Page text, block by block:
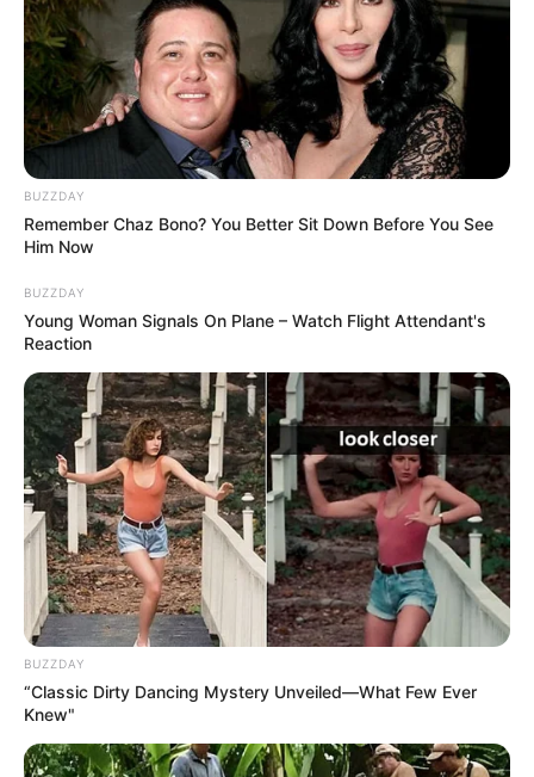
19:37 / 06 Avqust 2026
Nazirlik küləklə bağlı XƏBƏRDARLIQ
ETDİ -Dənizə GİRMƏYİN
76 0 0
19:30 / 06 Avqust 2026 CƏMİYYƏT
edildi
BUZZDAY
Remember Chaz Bono? You Better Sit Down Before You See
Him Now
BUZZDAY
Young Woman Signals On Plane – Watch Flight Attendant's
Reaction
BUZZDAY
“Classic Dirty Dancing Mystery Unveiled—What Few Ever
Knew"